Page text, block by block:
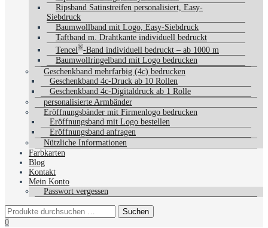
Ripsband Satinstreifen personalisiert, Easy-
Siebdruck
Baumwollband mit Logo, Easy-Siebdruck
Taftband m. Drahtkante individuell bedruckt
Tencel®-Band individuell bedruckt – ab 1000 m
Baumwollringelband mit Logo bedrucken
Geschenkband mehrfarbig (4c) bedrucken
Geschenkband 4c-Druck ab 10 Rollen
Geschenkband 4c-Digitaldruck ab 1 Rolle
personalisierte Armbänder
Eröffnungsbänder mit Firmenlogo bedrucken
Eröffnungsband mit Logo bestellen
Eröffnungsband anfragen
Nützliche Informationen
Farbkarten
Blog
Kontakt
Mein Konto
Passwort vergessen
0